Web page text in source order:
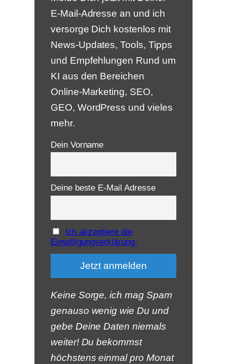
E-Mail-Adresse an und ich
versorge Dich kostenlos mit
News-Updates, Tools, Tipps
und Empfehlungen Rund um
KI aus den Bereichen
Online-Marketing, SEO,
GEO, WordPress und vieles
mehr.
Dein Vorname
Deine beste E-Mail Adresse
Ich akzeptiere die
Einwilligungserklärung.
Keine Sorge, ich mag Spam
genauso wenig wie Du und
gebe Deine Daten niemals
weiter! Du bekommst
höchstens einmal pro Monat